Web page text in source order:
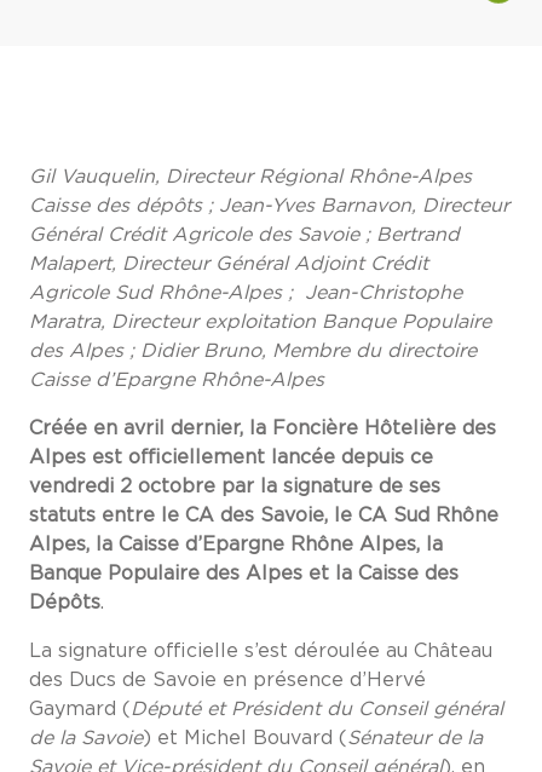
Gil Vauquelin, Directeur Régional Rhône-Alpes
Caisse des dépôts ; Jean-Yves Barnavon, Directeur
Général Crédit Agricole des Savoie ; Bertrand
Malapert, Directeur Général Adjoint Crédit
Agricole Sud Rhône-Alpes ; Jean-Christophe
Maratra, Directeur exploitation Banque Populaire
des Alpes ; Didier Bruno, Membre du directoire
Caisse d’Epargne Rhône-Alpes
Créée en avril dernier, la Foncière Hôtelière des
Alpes est officiellement lancée depuis ce
vendredi 2 octobre par la signature de ses
statuts entre le CA des Savoie, le CA Sud Rhône
Alpes, la Caisse d’Epargne Rhône Alpes, la
Banque Populaire des Alpes et la Caisse des
Dépôts.
La signature officielle s’est déroulée au Château
des Ducs de Savoie en présence d’Hervé
Gaymard (Député et Président du Conseil général
de la Savoie) et Michel Bouvard (Sénateur de la
Savoie et Vice-président du Conseil général), en